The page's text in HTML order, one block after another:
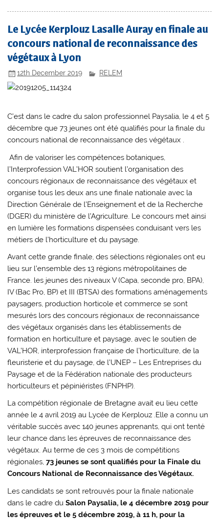
Le Lycée Kerplouz Lasalle Auray en finale au
concours national de reconnaissance des
végétaux à Lyon
12th December 2019 RELEM
C’est dans le cadre du salon professionnel Paysalia, le 4 et 5
décembre que 73 jeunes ont été qualifiés pour la finale du
concours national de reconnaissance des végétaux .
Afin de valoriser les compétences botaniques,
l’Interprofession VAL’HOR soutient l’organisation des
concours régionaux de reconnaissance des végétaux et
organise tous les deux ans une finale nationale avec la
Direction Générale de l’Enseignement et de la Recherche
(DGER) du ministère de l’Agriculture. Le concours met ainsi
en lumière les formations dispensées conduisant vers les
métiers de l’horticulture et du paysage.
Avant cette grande finale, des sélections régionales ont eu
lieu sur l’ensemble des 13 régions métropolitaines de
France. les jeunes des niveaux V (Capa, seconde pro, BPA),
IV (Bac Pro, BP) et III (BTSA) des formations aménagements
paysagers, production horticole et commerce se sont
mesurés lors des concours régionaux de reconnaissance
des végétaux organisés dans les établissements de
formation en horticulture et paysage, avec le soutien de
VAL’HOR, interprofession française de l’horticulture, de la
fleuristerie et du paysage, de l’UNEP – Les Entreprises du
Paysage et de la Fédération nationale des producteurs
horticulteurs et pépiniéristes (FNPHP).
La compétition régionale de Bretagne avait eu lieu cette
année le 4 avril 2019 au Lycée de Kerplouz .Elle a connu un
véritable succès avec 140 jeunes apprenants, qui ont tenté
leur chance dans les épreuves de reconnaissance des
végétaux. Au terme de ces 3 mois de compétitions
régionales,73 jeunes se sont qualifiés pour la Finale du
Concours National de Reconnaissance des Végétaux.
Les candidats se sont retrouvés pour la finale nationale
dans le cadre duSalon Paysalia, le 4 décembre 2019 pour
les épreuves et le 5 décembre 2019, à 11 h, pour la